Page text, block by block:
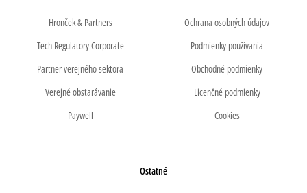
Hronček & Partners
Tech Regulatory Corporate
Partner verejného sektora
Verejné obstarávanie
Paywell
Ochrana osobných údajov
Podmienky používania
Obchodné podmienky
Licenčné podmienky
Cookies
Ostatné